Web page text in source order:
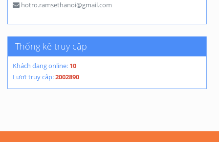
hotro.ramsethanoi@gmail.com
Thống kê truy cập
Khách đang online: 10
Lượt truy cập:2002890